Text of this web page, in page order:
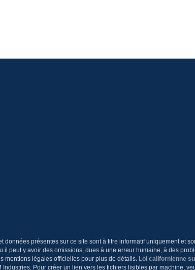
données présentes sur ce site sont à titre informatif uniquement et
peut y avoir des omissions, dues à une erreur humaine, à des
mentions légales officielles pour plus de détails. Loi californienne
Pour créer un lien vers les fichiers lisibles par machine,